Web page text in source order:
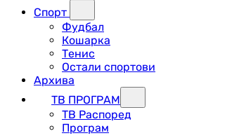
Спорт
Фудбал
Кошарка
Тенис
Остали спортови
Архива
ТВ ПРОГРАМ
ТВ Распоред
Програм